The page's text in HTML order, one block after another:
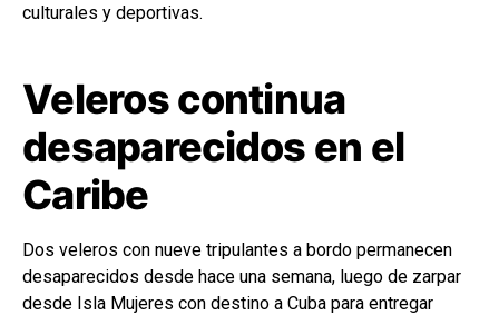
culturales y deportivas.
Veleros continua
desaparecidos en el
Caribe
Dos veleros con nueve tripulantes a bordo permanecen
desaparecidos desde hace una semana, luego de zarpar
desde Isla Mujeres con destino a Cuba para entregar